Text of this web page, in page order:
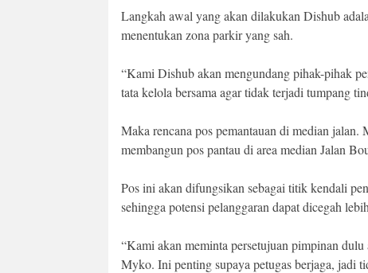
Langkah awal yang akan dilakukan Dishub
menentukan zona parkir yang sah.
“Kami Dishub akan mengundang pihak-pihak
tata kelola bersama agar tidak terjadi tumpang
Maka rencana pos pemantauan di median
membangun pos pantau di area median Jalan
Pos ini akan difungsikan sebagai titik kendali
sehingga potensi pelanggaran dapat dicegah
“Kami akan meminta persetujuan pimpinan
Myko. Ini penting supaya petugas berjaga, jadi